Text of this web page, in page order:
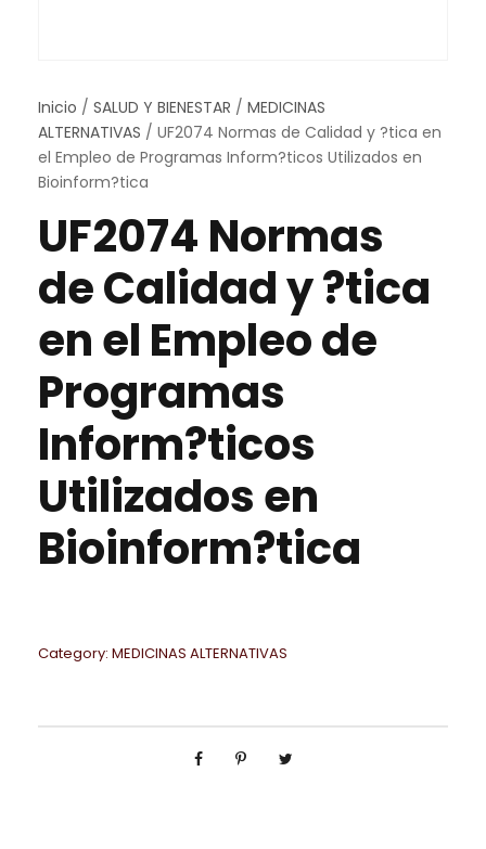
Inicio / SALUD Y BIENESTAR / MEDICINAS
ALTERNATIVAS / UF2074 Normas de Calidad y ?tica en
el Empleo de Programas Inform?ticos Utilizados en
Bioinform?tica
UF2074 Normas
de Calidad y ?tica
en el Empleo de
Programas
Inform?ticos
Utilizados en
Bioinform?tica
Category: MEDICINAS ALTERNATIVAS